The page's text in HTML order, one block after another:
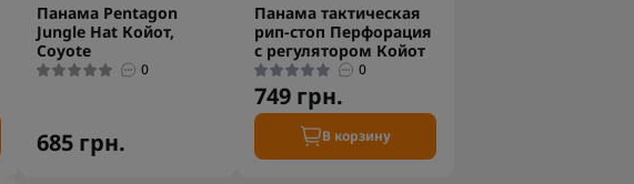
Панама Pentagon
Jungle Hat Койот,
Coyote
0
685 грн.
Панама тактическая
рип-стоп Перфорация
с регулятором Койот
0
749 грн.
В корзину